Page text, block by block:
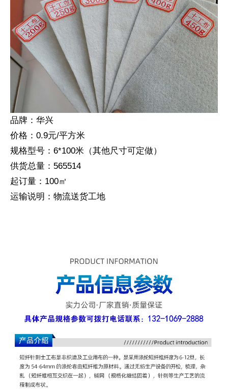
品牌：华兴
价格：0.9元/平方米
规格型号：6*100米（其他尺寸可定做）
供货总量：565514
起订量：100㎡
运输说明：物流送货工地